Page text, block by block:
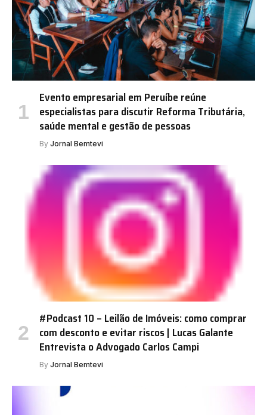
Evento empresarial em Peruíbe reúne
especialistas para discutir Reforma Tributária,
saúde mental e gestão de pessoas
By Jornal Bemtevi
#Podcast 10 – Leilão de Imóveis: como comprar
com desconto e evitar riscos | Lucas Galante
Entrevista o Advogado Carlos Campi
By Jornal Bemtevi